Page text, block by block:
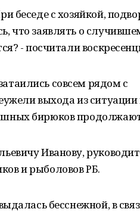
беседе с хозяйкой,
что заявлять о
- посчитали
совсем рядом с
выхода из ситуации
бирюков
Иванову,
и рыболовов РБ.
бесснежной, в